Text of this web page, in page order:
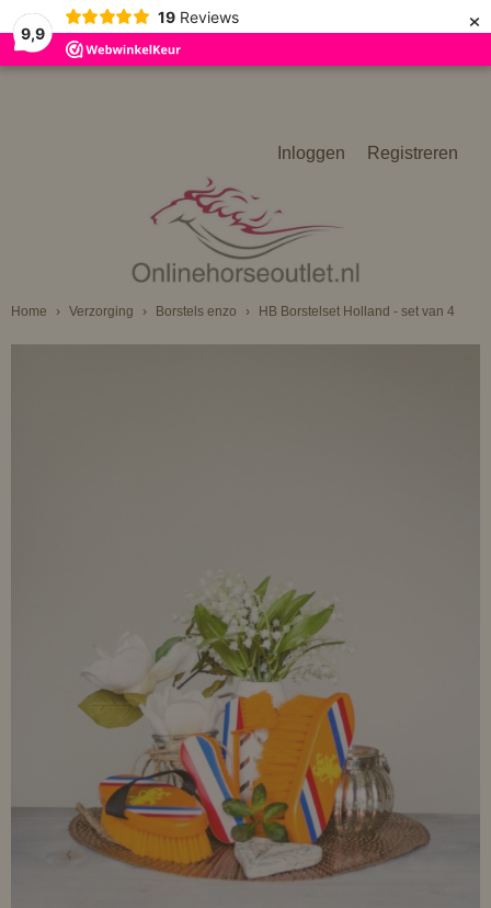
9,9
19 Reviews ×
Inloggen Registreren
Home › Verzorging › Borstels enzo › HB Borstelset Holland - set van 4